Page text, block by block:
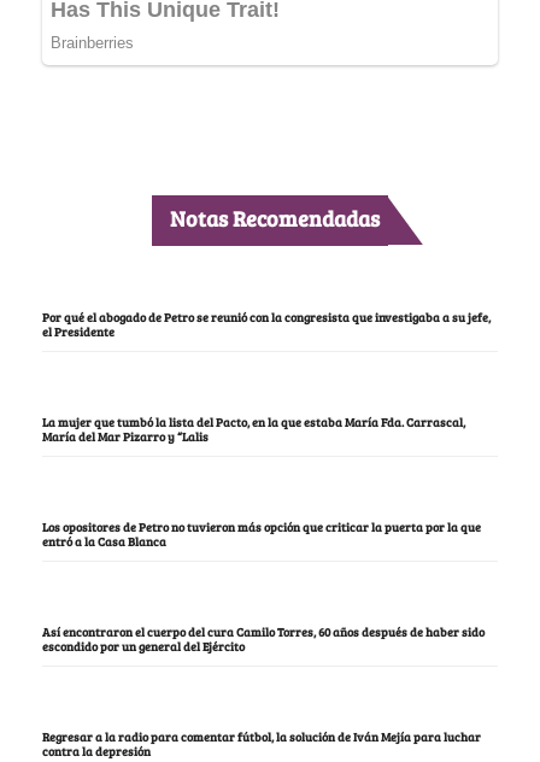
Notas Recomendadas
Por qué el abogado de Petro se reunió con la congresista que investigaba a su jefe,
el Presidente
La mujer que tumbó la lista del Pacto, en la que estaba María Fda. Carrascal,
María del Mar Pizarro y “Lalis
Los opositores de Petro no tuvieron más opción que criticar la puerta por la que
entró a la Casa Blanca
Así encontraron el cuerpo del cura Camilo Torres, 60 años después de haber sido
escondido por un general del Ejército
Regresar a la radio para comentar fútbol, la solución de Iván Mejía para luchar
contra la depresión